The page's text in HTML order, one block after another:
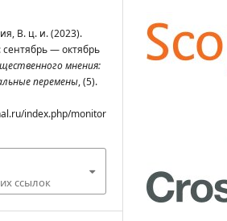
В. ц. и. (2023).
— октябрь
мнения:
перемены, (5).
index.php/monitor
ссылок